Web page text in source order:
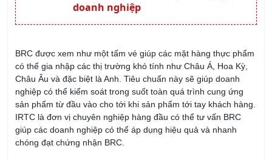
doanh nghiệp
BRC được xem như một tấm vé giúp các mặt hàng thực phẩm
có thể gia nhập các thị trường khó tính như Châu Á, Hoa Kỳ,
Châu Âu và đặc biệt là Anh. Tiêu chuẩn này sẽ giúp doanh
nghiệp có thể kiểm soát trong suốt toàn quá trình cung ứng
sản phẩm từ đầu vào cho tới khi sản phẩm tới tay khách hàng.
IRTC là đơn vị chuyên nghiệp hàng đầu có thể tư vấn BRC
giúp các doanh nghiệp có thể áp dụng hiệu quả và nhanh
chóng đạt chứng nhận BRC.